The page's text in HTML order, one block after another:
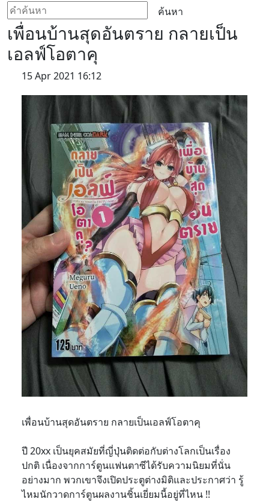
ค้นหา
เพื่อนบ้านสุดอันตราย กลายเป็น
เอลฟ์โอตาคุ
15 Apr 2021 16:12
เพื่อนบ้านสุดอันตราย กลายเป็นเอลฟ์โอตาคุ
ปี 20xx เป็นยุคสมัยที่ญี่ปุ่นติดต่อกับต่างโลกเป็นเรื่อง
ปกติ เนื่องจากการ์ตูนแฟนตาซีได้รับความนิยมที่นั่น
อย่างมาก พวกเขาจึงเปิดประตูต่างมิติและประกาศว่า รู้
ไหมนักวาดการ์ตูนผลงานชิ้นเยี่ยมนี้อยู่ที่ไหน !!